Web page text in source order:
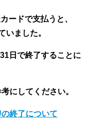
ードで支払うと、
いました。
日で終了することに
にしてください。
終了について